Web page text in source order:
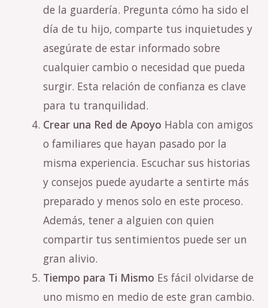
de la guardería. Pregunta cómo ha sido el
día de tu hijo, comparte tus inquietudes y
asegúrate de estar informado sobre
cualquier cambio o necesidad que pueda
surgir. Esta relación de confianza es clave
para tu tranquilidad.
Crear una Red de Apoyo Habla con amigos
o familiares que hayan pasado por la
misma experiencia. Escuchar sus historias
y consejos puede ayudarte a sentirte más
preparado y menos solo en este proceso.
Además, tener a alguien con quien
compartir tus sentimientos puede ser un
gran alivio.
Tiempo para Ti Mismo Es fácil olvidarse de
uno mismo en medio de este gran cambio.